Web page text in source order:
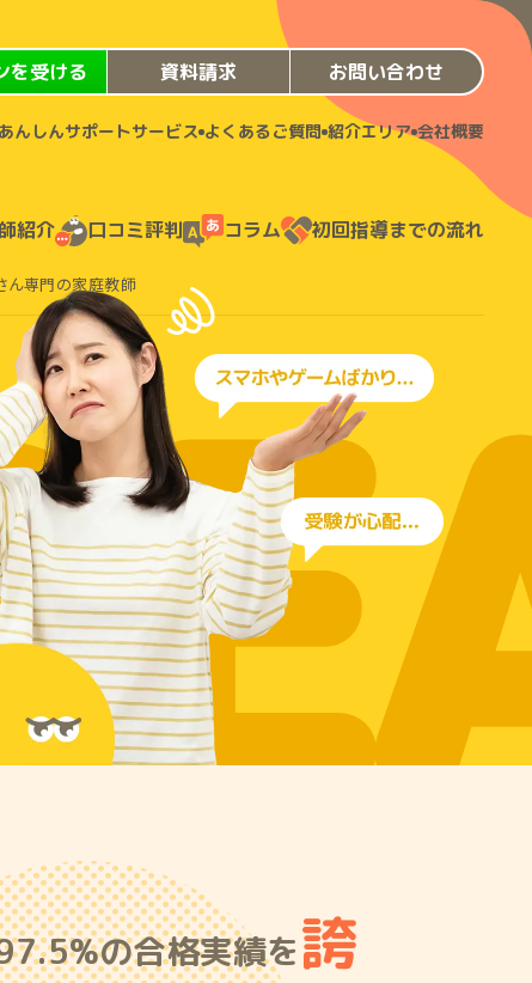
を受ける 資料請求 お問い合わせ
あんしんサポートサービス よくあるご質問 紹介エリア 会社概要
紹介 口コミ評判 コラム 初回指導までの流れ
ん専門の家庭教師
の合格実績を誇